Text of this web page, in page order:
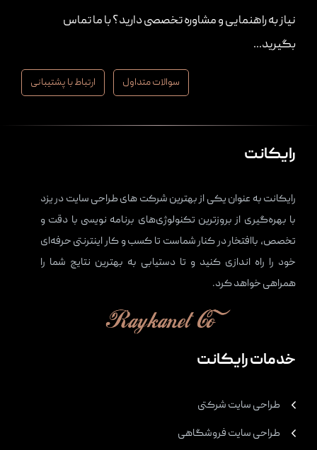
نیاز به راهنمایی و مشاوره تخصصی دارید؟ با ما تماس
بگیرید...
سوالات متداول ارتباط با پشتیبانی
رایکانت
رایکانت به عنوان یکی از بهترین شرکت هایطراحی سایت در یزد
با بهره‌گیری از بروزترین تکنولوژی‌های برنامه نویسی با دقت و
تخصص، باافتخار در کنار شماست تا کسب و کار اینترنتی حرفه‌ای
خود را راه اندازی کنید و تا دستیابی به بهترین نتایج شما را
همراهی خواهد کرد.
خدمات رایکانت
طراحی سایت شرکتی
طراحی سایت فروشگاهی